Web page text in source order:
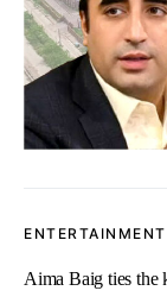
ENTERTAINMENT
Aima Baig ties the